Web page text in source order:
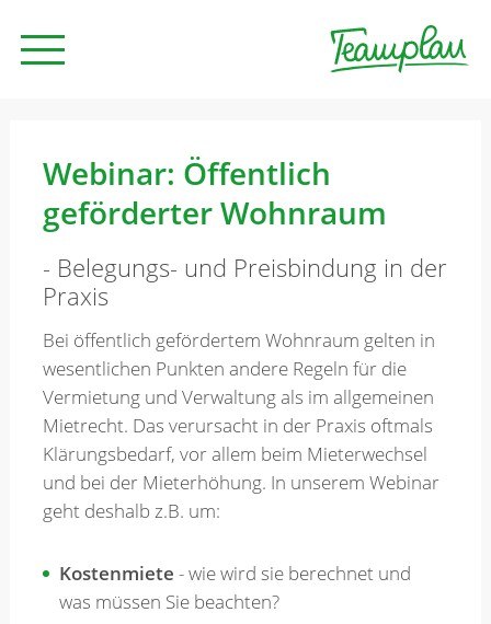
Seminare und Trainings
Beratung
Unternehmen
News
Kontakt
Webinar: Öffentlich
geförderter Wohnraum
- Belegungs- und Preisbindung in der
Praxis
Bei öffentlich gefördertem Wohnraum gelten in
wesentlichen Punkten andere Regeln für die
Vermietung und Verwaltung als im allgemeinen
Mietrecht. Das verursacht in der Praxis oftmals
Klärungsbedarf, vor allem beim Mieterwechsel
und bei der Mieterhöhung. In unserem Webinar
geht deshalb z.B. um:
Kostenmiete - wie wird sie berechnet und
was müssen Sie beachten?